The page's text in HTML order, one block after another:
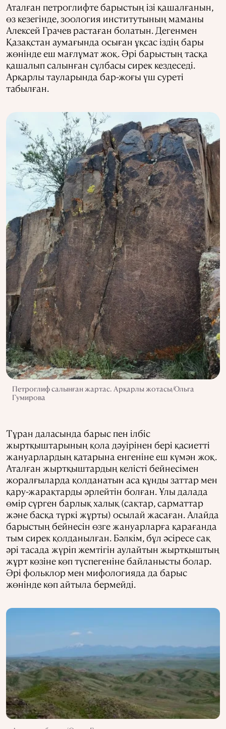
Аталған петроглифте барыстың ізі қашалғанын,
өз кезегінде, зоология институтының маманы
Алексей Грачев растаған болатын. Дегенмен
Қазақстан аумағында осыған ұқсас іздің бары
жөнінде еш мағлұмат жоқ. Әрі барыстың тасқа
қашалып салынған сұлбасы сирек кездеседі.
Арқарлы тауларында бар-жоғы үш суреті
табылған.
Петроглиф салынған жартас. Арқарлы жотасы/Ольга
Гумирова
Тұран даласында барыс пен ілбіс
жыртқыштарының қола дәуірінен бері қасиетті
жануарлардың қатарына енгеніне еш күмән жоқ.
Аталған жыртқыштардың келісті бейнесімен
жоралғыларда қолданатын аса құнды заттар мен
қару-жарақтарды әрлейтін болған. Ұлы далада
өмір сүрген барлық халық (сақтар, сарматтар
және басқа түркі жұрты) осылай жасаған. Алайда
барыстың бейнесін өзге жануарларға қарағанда
тым сирек қолданылған. Бәлкім, бұл әсіреcе сақ
әрі тасада жүріп жемтігін аулайтын жыртқыштың
жұрт көзіне көп түспегеніне байланысты болар.
Әрі фольклор мен мифологияда да барыс
жөнінде көп айтыла бермейді.